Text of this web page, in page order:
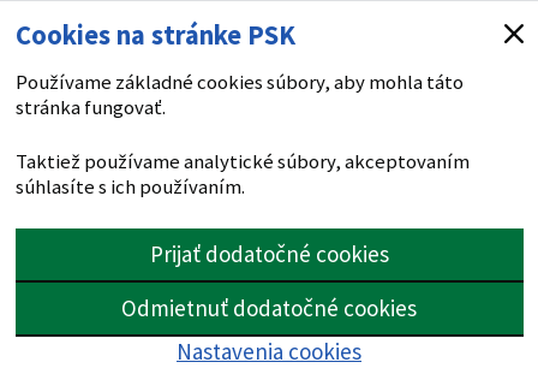
Cookies na stránke PSK
Používame základné cookies súbory, aby mohla táto
stránka fungovať.
Taktiež používame analytické súbory, akceptovaním
súhlasíte s ich používaním.
Prijať dodatočné cookies
Odmietnuť dodatočné cookies
Nastavenia cookies